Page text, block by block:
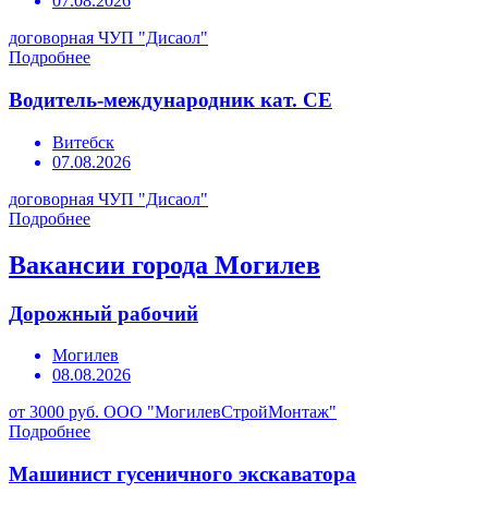
договорная ЧУП "Дисаол"
Подробнее
Водитель-международник кат. СЕ
Витебск
07.08.2026
договорная ЧУП "Дисаол"
Подробнее
Вакансии города Могилев
Дорожный рабочий
Могилев
08.08.2026
от 3000 руб. ООО "МогилевСтройМонтаж"
Подробнее
Машинист гусеничного экскаватора